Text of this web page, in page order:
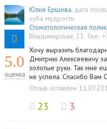
5.0
оценка
Юлия Ершова, дата
зуба мудрости
Стоматологическая
Владимирская, 21. Тел.:
Хочу выразить
Дмитрию Алексеевичу
золотые руки. Так мне
не успела. Спасибо Вам
Отзыв оставлен
23 3